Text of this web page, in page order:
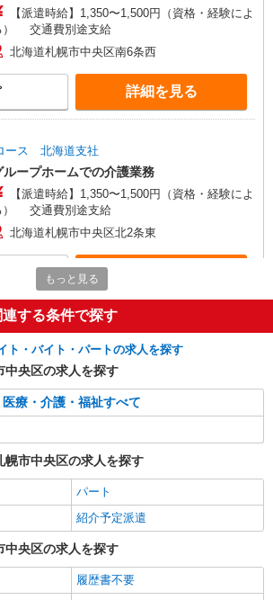
【派遣時給】1,350〜1,500円（資格・経験によ
） 交通費別途支給
北海道札幌市中央区南6条西
詳細を見る
ース 北海道支社
ループホームでの介護業務
【派遣時給】1,350〜1,500円（資格・経験によ
） 交通費別途支給
北海道札幌市中央区北2条東
ース 北海道支社
料老人ホームでの夜勤専従
【派遣時給】1,350〜1,500円（資格・経験によ
） 交通費別途支給
北海道札幌市中央区南１４条西
詳細を見る
ース 北海道支社
宅型有料老人ホームにて介護業務
【派遣時給】1,350〜1,500円（資格・経験によ
） 交通費別途支給
北海道札幌市中央区宮の森
もっと見る
する条件で探す
ト・バイト・パートの求人を探す
中央区の求人を探す
医療・介護・福祉すべて
幌市中央区の求人を探す
パート
紹介予定派遣
中央区の求人を探す
履歴書不要